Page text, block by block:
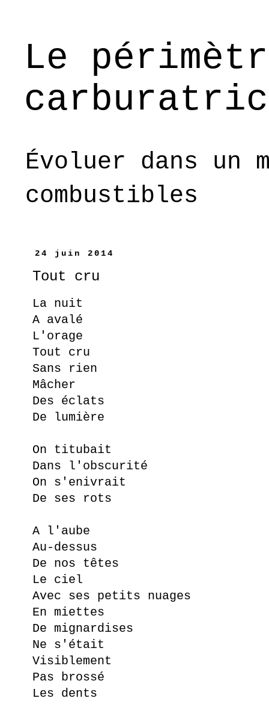
Le
Évoluer dans un
combustibles
24 juin 2014
Tout cru
La nuit
A avalé
L'orage
Tout cru
Sans rien
Mâcher
Des éclats
De lumière
On titubait
Dans l'obscurité
On s'enivrait
De ses rots
A l'aube
Au-dessus
De nos têtes
Le ciel
Avec ses petits nuages
En miettes
De mignardises
Ne s'était
Visiblement
Pas brossé
Les dents